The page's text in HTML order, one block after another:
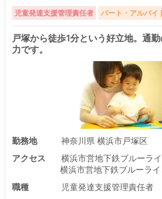
児童発達支援管理責任者 パート・アルバイ
戸塚から徒歩1分という好立地。通
力です。
勤務地
神奈川県 横浜市戸塚区
アクセス
横浜市営地下鉄ブルーラ
横浜市営地下鉄ブルーラ
職種
児童発達支援管理責任者